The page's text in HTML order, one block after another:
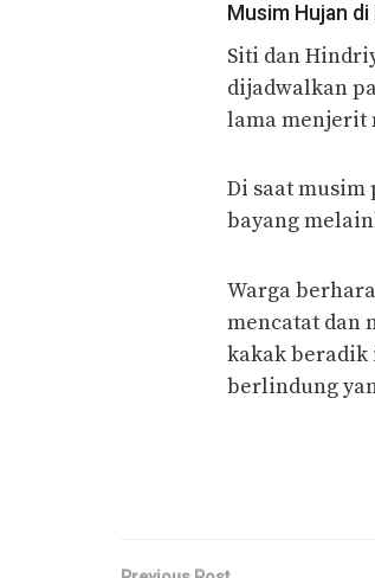
Musim Hujan
Siti dan
dijadwalkan
lama menjerit
Di saat musim
bayang
Warga
mencatat dan
kakak beradik
berlindung